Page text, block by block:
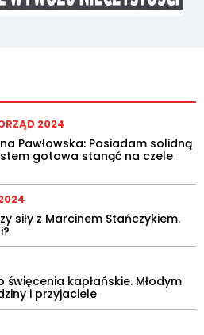
2024
Pawłowska: Posiadam solidną
gotowa stanąć na czele
siły z Marcinem Stańczykiem.
kapłańskie. Młodym
i przyjaciele